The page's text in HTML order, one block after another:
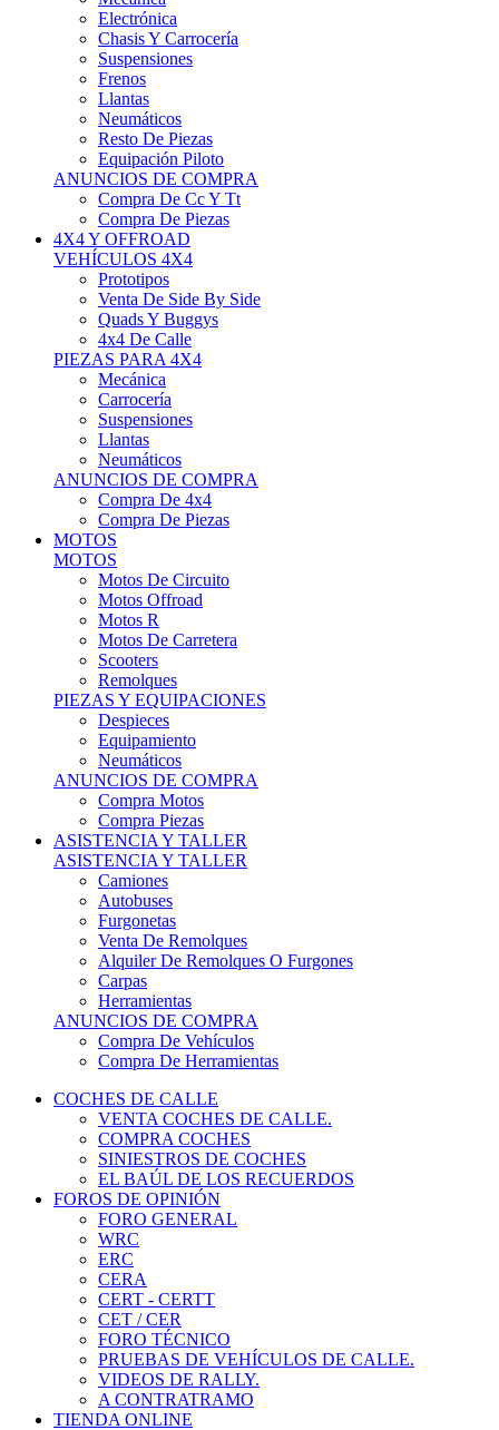
Electrónica
Chasis Y Carrocería
Suspensiones
Frenos
Llantas
Neumáticos
Resto De Piezas
Equipación Piloto
ANUNCIOS DE COMPRA
Compra De Cc Y Tt
Compra De Piezas
4X4 Y OFFROAD
VEHÍCULOS 4X4
Prototipos
Venta De Side By Side
Quads Y Buggys
4x4 De Calle
PIEZAS PARA 4X4
Mecánica
Carrocería
Suspensiones
Llantas
Neumáticos
ANUNCIOS DE COMPRA
Compra De 4x4
Compra De Piezas
MOTOS
MOTOS
Motos De Circuito
Motos Offroad
Motos R
Motos De Carretera
Scooters
Remolques
PIEZAS Y EQUIPACIONES
Despieces
Equipamiento
Neumáticos
ANUNCIOS DE COMPRA
Compra Motos
Compra Piezas
ASISTENCIA Y TALLER
ASISTENCIA Y TALLER
Camiones
Autobuses
Furgonetas
Venta De Remolques
Alquiler De Remolques O Furgones
Carpas
Herramientas
ANUNCIOS DE COMPRA
Compra De Vehículos
Compra De Herramientas
COCHES DE CALLE
VENTA COCHES DE CALLE.
COMPRA COCHES
SINIESTROS DE COCHES
EL BAÚL DE LOS RECUERDOS
FOROS DE OPINIÓN
FORO GENERAL
WRC
ERC
CERA
CERT - CERTT
CET / CER
FORO TÉCNICO
PRUEBAS DE VEHÍCULOS DE CALLE.
VIDEOS DE RALLY.
A CONTRATRAMO
TIENDA ONLINE